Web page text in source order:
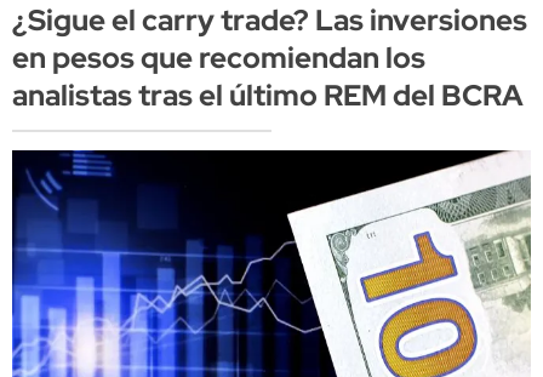
¿Sigue el carry trade? Las inversiones
en pesos que recomiendan los
analistas tras el último REM del BCRA